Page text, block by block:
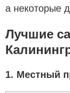
а некоторые
Лучшие
1. Местный